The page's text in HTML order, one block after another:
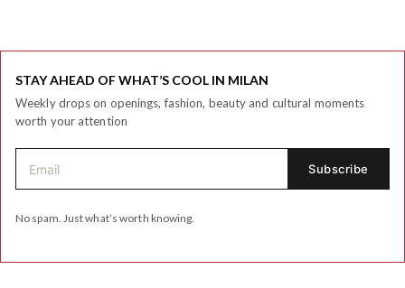
STAY AHEAD OF WHAT’S COOL IN MILAN
Weekly drops on openings, fashion, beauty and cultural moments
worth your attention
No spam. Just what’s worth knowing.